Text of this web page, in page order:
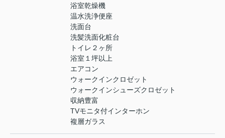
浴室乾燥機
温水洗浄便座
洗面台
洗髪洗面化粧台
トイレ２ヶ所
浴室１坪以上
エアコン
ウォークインクロゼット
ウォークインシューズクロゼット
収納豊富
TVモニタ付インターホン
複層ガラス